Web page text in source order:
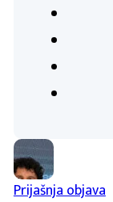
Prijašnja objava